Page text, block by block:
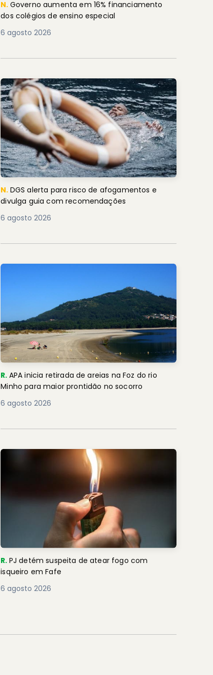
N. Governo aumenta em 16% financiamento
dos colégios de ensino especial
6 agosto 2026
N. DGS alerta para risco de afogamentos e
divulga guia com recomendações
6 agosto 2026
R. APA inicia retirada de areias na Foz do rio
Minho para maior prontidão no socorro
6 agosto 2026
R. PJ detém suspeita de atear fogo com
isqueiro em Fafe
6 agosto 2026